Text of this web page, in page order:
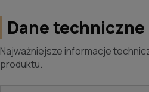
Dane techniczne
Najważniejsze informacje
produktu.